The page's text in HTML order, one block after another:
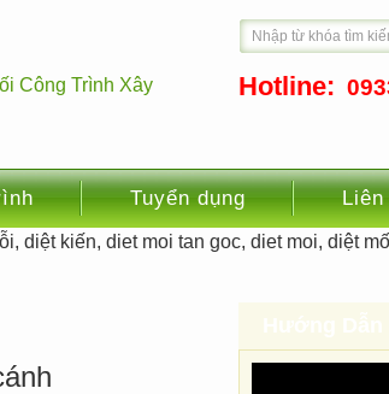
Công Trình Xây
Hotline:
Tuyển dụng Liên